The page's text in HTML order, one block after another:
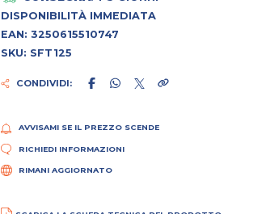
DISPONIBILITÀ IMMEDIATA
EAN: 3250615510747
SKU: SFT125
CONDIVIDI:
AVVISAMI SE IL PREZZO SCENDE
RICHIEDI INFORMAZIONI
RIMANI AGGIORNATO